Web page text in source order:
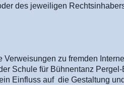
des jeweiligen
Verweisungen zu fremden
Schule für Bühnentanz
Einfluss auf die Gestaltung